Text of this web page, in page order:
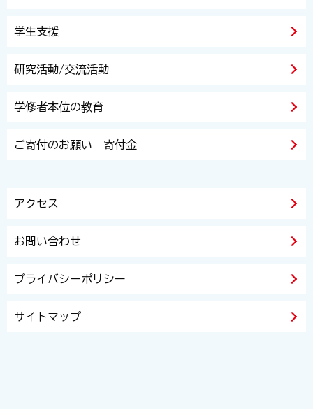
学生支援
研究活動/交流活動
学修者本位の教育
ご寄付のお願い 寄付金
アクセス
お問い合わせ
プライバシーポリシー
サイトマップ